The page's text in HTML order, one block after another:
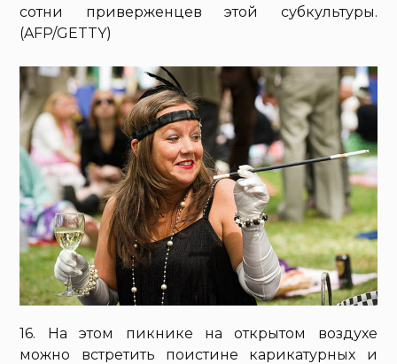
сотни приверженцев этой субкультуры.
(AFP/GETTY)
16. На этом пикнике на открытом воздухе
можно встретить поистине карикатурных и